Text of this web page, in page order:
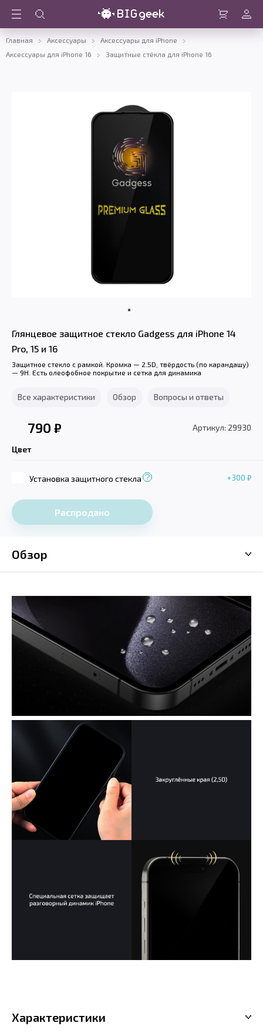
Войти
Главная Аксессуары
Аксессуары для iPhone
Аксессуары для iPhone 16
Защитные стёкла для iPhone 16
Глянцевое защитное стекло Gadgess для iPhone 14
Pro, 15 и 16
Защитное стекло с рамкой. Кромка — 2.5D, твёрдость (по карандашу)
— 9H. Есть олеофобное покрытие и сетка для динамика
Все характеристики Обзор Вопросы и ответы
790 ₽ Артикул: 29930
Цвет
Установка защитного стекла +300 ₽
Распродано
Обзор
Характеристики